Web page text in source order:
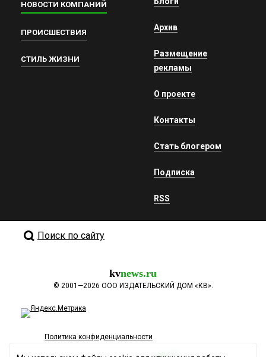
НОВОСТИ КОМПАНИЙ
ПРОИСШЕСТВИЯ
СТИЛЬ ЖИЗНИ
Архив
Размещение
рекламы
О проекте
Контакты
Стать блогером
Подписка
RSS
Поиск по сайту
kvnews.ru
© 2001—2026 ООО ИЗДАТЕЛЬСКИЙ ДОМ «КВ».
Политика конфиденциальности